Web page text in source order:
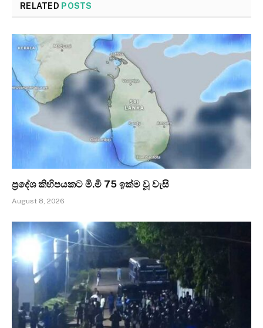
RELATED POSTS
ප්‍රදේශ කිහිපයකට මි.මී 75 ඉක්ම වූ වැසි
August 8, 2026